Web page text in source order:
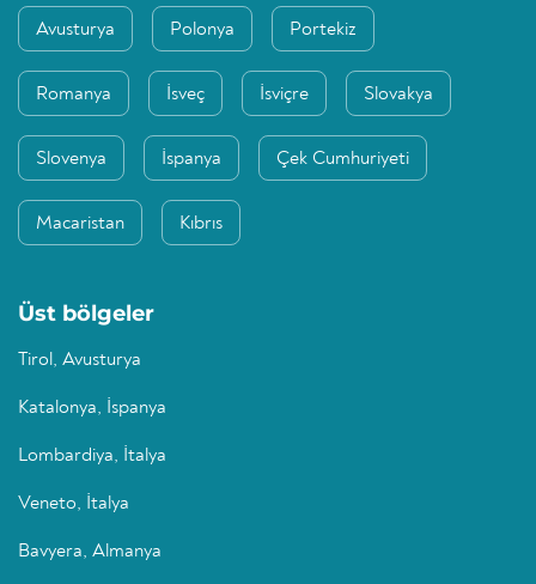
Avusturya Polonya Portekiz
Romanya İsveç İsviçre Slovakya
Slovenya İspanya Çek Cumhuriyeti
Macaristan Kıbrıs
Üst bölgeler
Tirol, Avusturya
Katalonya, İspanya
Lombardiya, İtalya
Veneto, İtalya
Bavyera, Almanya